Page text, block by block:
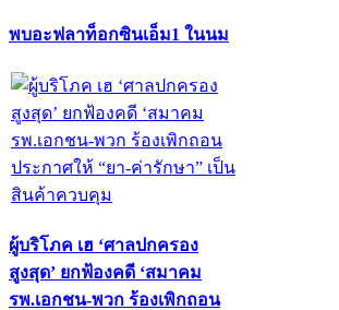
พบอะฟลาท็อกซินเอ็ม1 ในนม
ผู้บริโภค เฮ ‘ศาลปกครอง
สูงสุด’ ยกฟ้องคดี ‘สมาคม
รพ.เอกชน-พวก ร้องเพิกถอน